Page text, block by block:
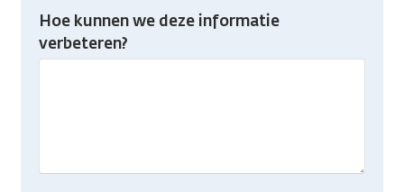
Heb
gevonden
Hoe kunnen we deze informatie
verbeteren?